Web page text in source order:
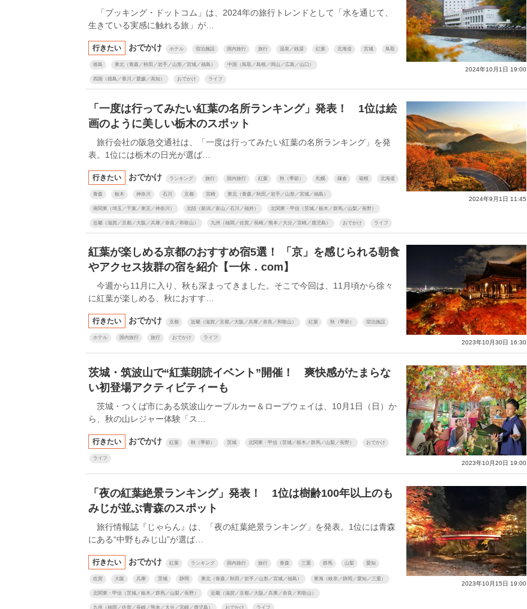
2024年10月1日 19:00
「ブッキング・ドットコム」は、2024年の旅行トレンドとして「水を通じて、
生きている実感に触れる旅」が…
行きたい おでかけ ホテル 宿泊施設 国内旅行 旅行 温泉／銭湯 紅葉 北海道 宮城 鳥取
徳島 東北（青森／秋田／岩手／山形／宮城／福島） 中国（鳥取／島根／岡山／広島／山口）
四国（徳島／香川／愛媛／高知） おでかけ ライフ
2024年9月1日 11:45
「一度は行ってみたい紅葉の名所ランキング」発表！ 1位は絵
画のように美しい栃木のスポット
旅行会社の阪急交通社は、「一度は行ってみたい紅葉の名所ランキング」を発
表。1位には栃木の日光が選ば…
行きたい おでかけ ランキング 旅行 国内旅行 紅葉 秋（季節） 札幌 鎌倉 箱根 北海道
青森 栃木 神奈川 石川 京都 宮崎 東北（青森／秋田／岩手／山形／宮城／福島）
南関東（埼玉／千葉／東京／神奈川） 北陸（新潟／富山／石川／福井） 北関東・甲信（茨城／栃木／群馬／山梨／長野）
近畿（滋賀／京都／大阪／兵庫／奈良／和歌山） 九州（福岡／佐賀／長崎／熊本／大分／宮崎／鹿児島） おでかけ ライフ
2023年10月30日 16:30
紅葉が楽しめる京都のおすすめ宿5選！ 「京」を感じられる朝食
やアクセス抜群の宿を紹介【一休．com】
今週から11月に入り、秋も深まってきました。そこで今回は、11月頃から徐々
に紅葉が楽しめる、秋におすす…
行きたい おでかけ 京都 近畿（滋賀／京都／大阪／兵庫／奈良／和歌山） 紅葉 秋（季節） 宿泊施設
ホテル 国内旅行 旅行 おでかけ ライフ
2023年10月20日 19:00
茨城・筑波山で“紅葉朗読イベント”開催！ 爽快感がたまらな
い初登場アクティビティーも
茨城・つくば市にある筑波山ケーブルカー＆ロープウェイは、10月1日（日）か
ら、秋の山レジャー体験「ス…
行きたい おでかけ 紅葉 秋（季節） 茨城 北関東・甲信（茨城／栃木／群馬／山梨／長野） おでかけ
ライフ
2023年10月15日 19:00
「夜の紅葉絶景ランキング」発表！ 1位は樹齢100年以上のも
みじが並ぶ青森のスポット
旅行情報誌『じゃらん』は、「夜の紅葉絶景ランキング」を発表。1位には青森
にある“中野もみじ山”が選ば…
行きたい おでかけ 紅葉 ランキング 国内旅行 旅行 青森 三重 群馬 山梨 愛知
佐賀 大阪 兵庫 茨城 静岡 東北（青森／秋田／岩手／山形／宮城／福島） 東海（岐阜／静岡／愛知／三重）
北関東・甲信（茨城／栃木／群馬／山梨／長野） 近畿（滋賀／京都／大阪／兵庫／奈良／和歌山）
九州（福岡／佐賀／長崎／熊本／大分／宮崎／鹿児島） おでかけ ライフ